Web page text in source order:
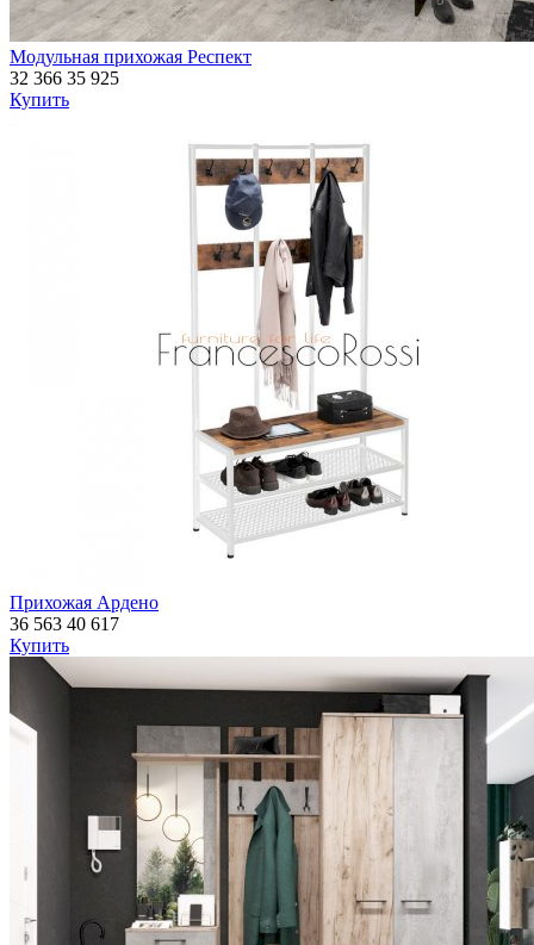
Модульная прихожая Респект
32 366 35 925
Купить
Прихожая Ардено
36 563 40 617
Купить